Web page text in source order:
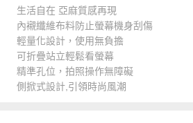
生活自在 亞麻質感再現
內襯纖維布料防止螢幕機身刮傷
輕量化設計，使用無負擔
可折疊站立輕鬆看螢幕
精準孔位，拍照操作無障礙
側掀式設計,引領時尚風潮